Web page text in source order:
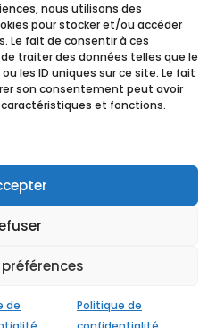
nous utilisons des
pour stocker et/ou accéder
Le fait de consentir à ces
traiter des données telles que le
les ID uniques sur ce site. Le fait
son consentement peut avoir
et fonctions.
de
Politique de
Communication